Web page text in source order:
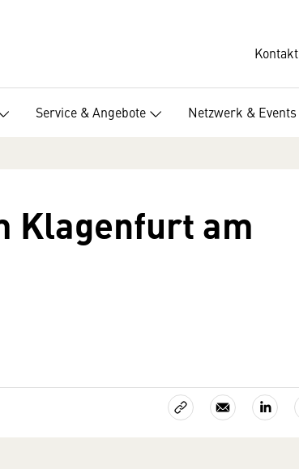
Kontakt
Service & Angebote Netzwerk & Events
Klagenfurt am